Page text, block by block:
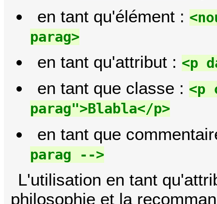
en tant qu'élément :
parag>
en tant qu'attribut : <p
en tant que classe : <p
parag">Blabla</p>
en tant que
parag -->
L'utilisation en tant
philosophie et la